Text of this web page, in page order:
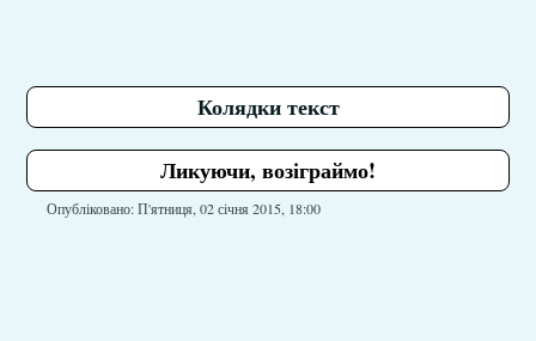
Колядки текст
Ликуючи, возіграймо!
Опубліковано: П'ятниця, 02 січня 2015, 18:00